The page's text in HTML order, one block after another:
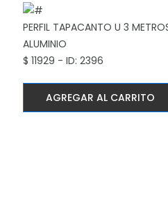
PERFIL TAPACANTO U 3
ALUMINIO
$ 11929 - ID: 2396
AGREGAR AL CARRITO